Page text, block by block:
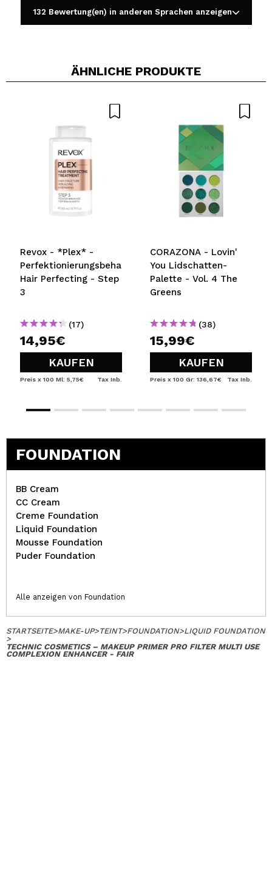
Ein Video oder Foto teilen
Würden Sie diesen Kauf empfehlen? Ja Nein
132 Bewertung(en) in anderen Sprachen anzeigen
ÄHNLICHE PRODUKTE
Revox - *Plex* -
Perfektionierungsbehandlung
Hair Perfecting - Step
3
(17)
14,95€
KAUFEN
Preis x 100 Ml: 5,75€ Tax Inb.
CORAZONA - Lovin'
You Lidschatten-
Palette - Vol. 4 The
Greens
(38)
15,99€
KAUFEN
Preis x 100 Gr: 136,67€ Tax Inb.
FOUNDATION
BB Cream
CC Cream
Creme Foundation
Liquid Foundation
Mousse Foundation
Puder Foundation
Alle anzeigen von Foundation
STARTSEITE>MAKE-UP>TEINT>FOUNDATION>LIQUID FOUNDATION
>
TECHNIC COSMETICS – MAKEUP PRIMER PRO FILTER MULTI USE
COMPLEXION ENHANCER - FAIR